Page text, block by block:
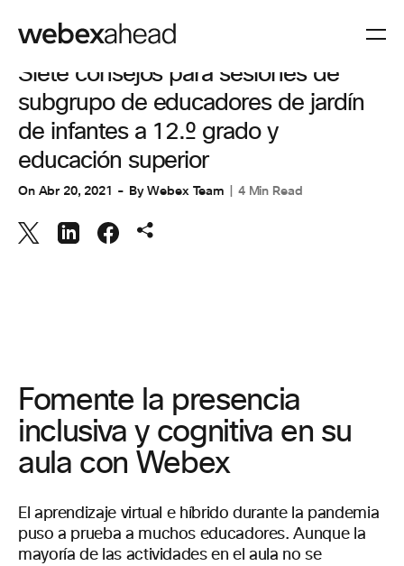
VIDEOCONFERENCIAS
Siete consejos para sesiones de
subgrupo de educadores de jardín
de infantes a 12.º grado y
educación superior
On Abr 20, 2021 ByWebex Team 4 Min Read
Fomente la presencia
inclusiva y cognitiva en su
aula con Webex
El aprendizaje virtual e híbrido durante la pandemia
puso a prueba a muchos educadores. Aunque la
mayoría de las actividades en el aula no se